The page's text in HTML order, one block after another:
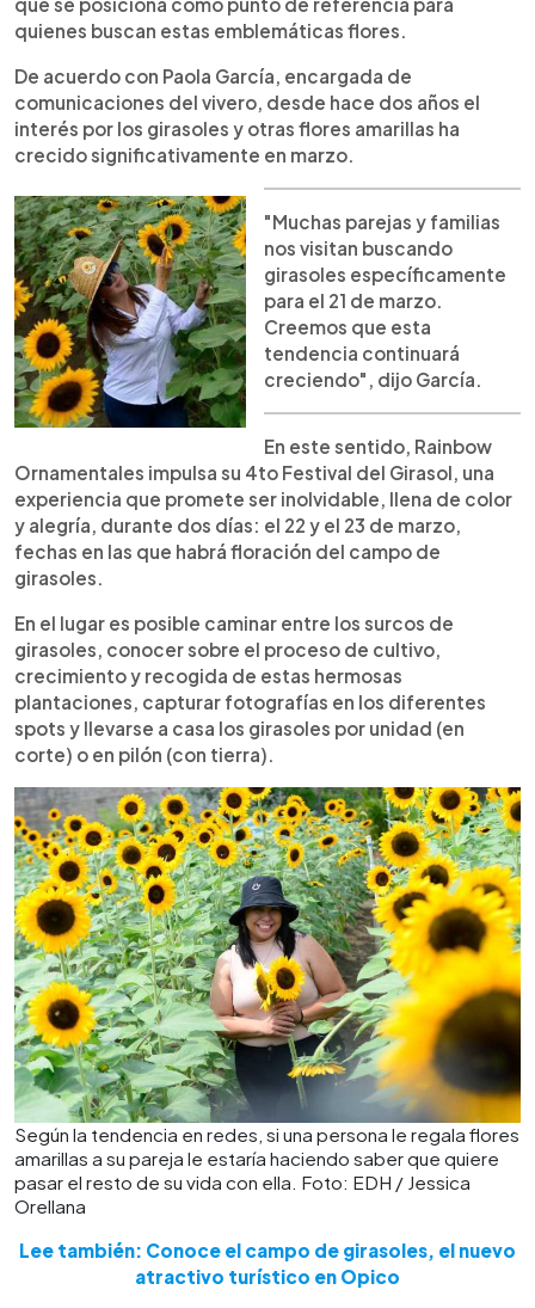
quienes buscan estas emblemáticas flores.
De acuerdo con Paola García, encargada de
comunicaciones del vivero, desde hace dos años el
interés por los girasoles y otras flores amarillas ha
crecido significativamente en marzo.
"Muchas parejas y familias
nos visitan buscando
girasoles específicamente
para el 21 de marzo.
Creemos que esta
tendencia continuará
creciendo", dijo García.
En este sentido, Rainbow
Ornamentales impulsa su 4to Festival del Girasol, una
experiencia que promete ser inolvidable, llena de color
y alegría, durante dos días: el 22 y el 23 de marzo,
fechas en las que habrá floración del campo de
girasoles.
En el lugar es posible caminar entre los surcos de
girasoles, conocer sobre el proceso de cultivo,
crecimiento y recogida de estas hermosas
plantaciones, capturar fotografías en los diferentes
spots y llevarse a casa los girasoles por unidad (en
corte) o en pilón (con tierra).
Según la tendencia en redes, si una persona le regala flores
amarillas a su pareja le estaría haciendo saber que quiere
pasar el resto de su vida con ella. Foto: EDH / Jessica
Orellana
Lee también: Conoce el campo de girasoles, el nuevo
atractivo turístico en Opico